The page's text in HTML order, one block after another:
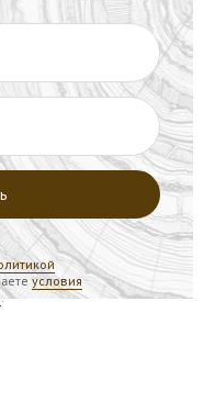
условия
.